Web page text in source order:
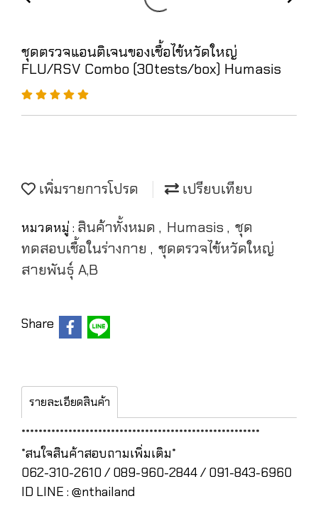
ชุดตรวจแอนติเจนของเชื้อไข้หวัดใหญ่
FLU/RSV Combo (30tests/box) Humasis
เพิ่มรายการโปรด เปรียบเทียบ
หมวดหมู่ : สินค้าทั้งหมด , Humasis , ชุด
ทดสอบเชื้อในร่างกาย , ชุดตรวจไข้หวัดใหญ่
สายพันธุ์ A,B
Share
รายละเอียดสินค้า
********************************************************
*สนใจสินค้าสอบถามเพิ่มเติม*
062-310-2610 / 089-960-2844 / 091-843-6960
ID LINE : @nthailand